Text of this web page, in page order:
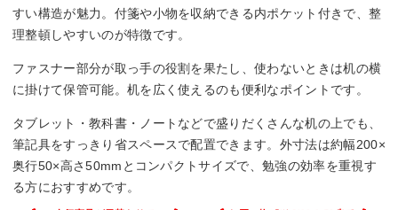
すい構造が魅力。付箋や小物を収納できる内ポケット付きで、整
理整頓しやすいのが特徴です。
ファスナー部分が取っ手の役割を果たし、使わないときは机の横
に掛けて保管可能。机を広く使えるのも便利なポイントです。
タブレット・教科書・ノートなどで盛りだくさんな机の上でも、
筆記具をすっきり省スペースで配置できます。外寸法は約幅200×
奥行50×高さ50mmとコンパクトサイズで、勉強の効率を重視す
る方におすすめです。